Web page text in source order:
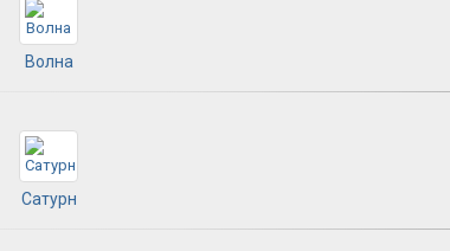
Волна
Сатурн